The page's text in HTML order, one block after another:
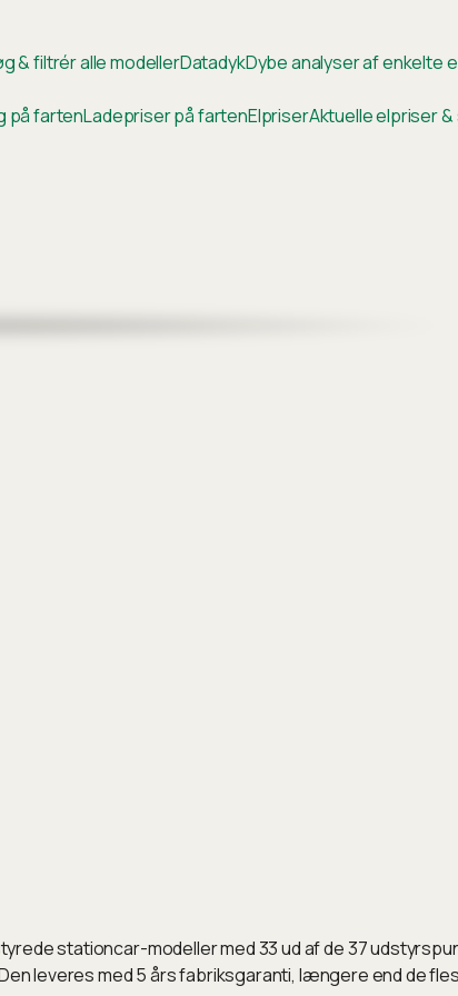
& filtrér alle modellerDatadykDybe analyser af enkelte
på fartenLadepriser på fartenElpriserAktuelle elpriser
stationcar-modeller med 33 ud af de 37
leveres med 5 års fabriksgaranti, længere end de